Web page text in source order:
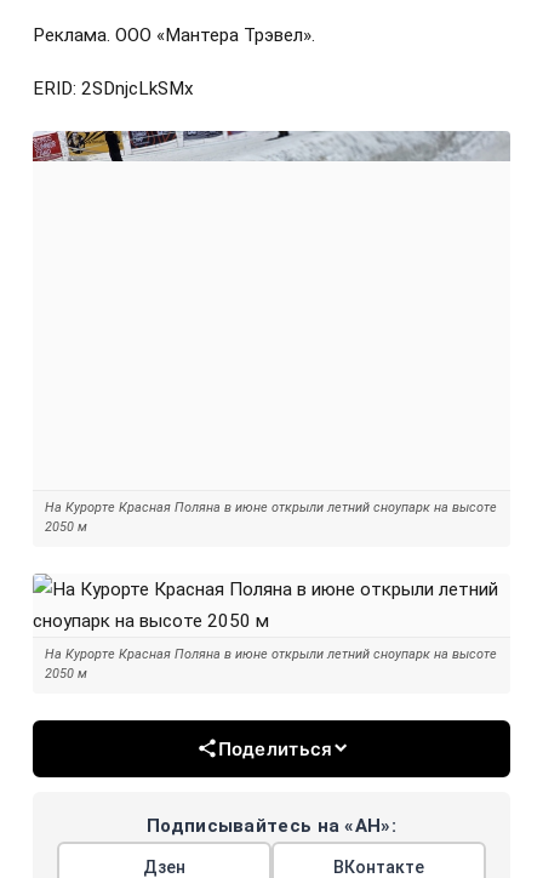
Реклама. ООО «Мантера Трэвел».
ERID: 2SDnjcLkSMx
На Курорте Красная Поляна в июне открыли летний сноупарк на высоте
2050 м
На Курорте Красная Поляна в июне открыли летний сноупарк на высоте
2050 м
Поделиться
Подписывайтесь на «АН»:
Дзен ВКонтакте